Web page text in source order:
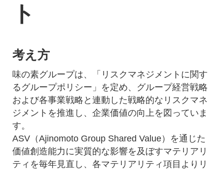
ト
考え方
味の素グループは、「リスクマネジメントに関す
るグループポリシー」を定め、グループ経営戦略
および各事業戦略と連動した戦略的なリスクマネ
ジメントを推進し、企業価値の向上を図っていま
す。
ASV（Ajinomoto Group Shared Value）を通じた
価値創造能力に実質的な影響を及ぼすマテリアリ
ティを毎年見直し、各マテリアリティ項目よりリ